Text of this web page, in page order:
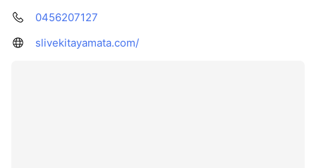
0456207127
slivekitayamata.com/